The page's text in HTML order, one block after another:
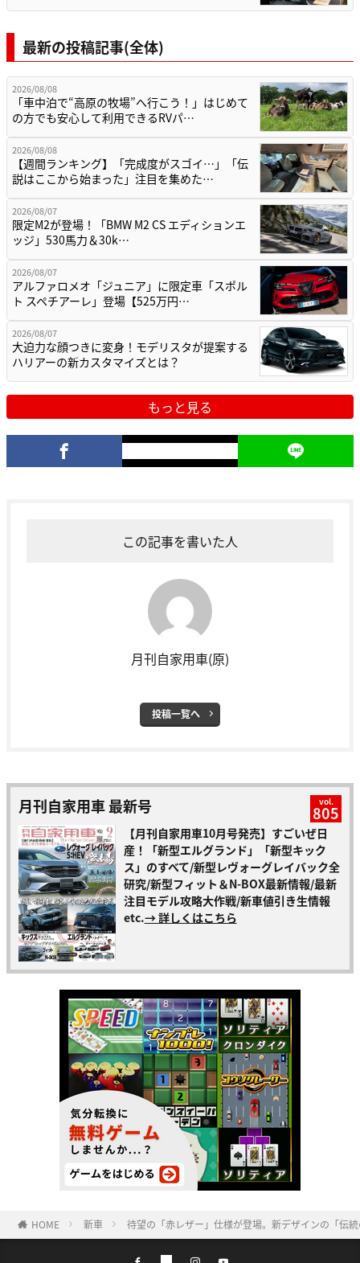
最新の投稿記事(全体)
2026/08/08
「車中泊で“高原の牧場”へ行こう！」はじめて
の方でも安心して利用できるRVパ…
2026/08/08
【週間ランキング】「完成度がスゴイ…」「伝
説はここから始まった」注目を集めた…
2026/08/07
限定M2が登場！「BMW M2 CS エディションエ
ッジ」530馬力＆30k…
2026/08/07
アルファロメオ「ジュニア」に限定車「スポル
ト スペチアーレ」登場【525万円…
2026/08/07
大迫力な顔つきに変身！モデリスタが提案する
ハリアーの新カスタマイズとは？
もっと見る
この記事を書いた人
月刊自家用車(原)
投稿一覧へ
月刊自家用車 最新号 vol.
805
【月刊自家用車10月号発売】すごいぜ日
産！「新型エルグランド」「新型キック
ス」のすべて/新型レヴォーグレイバック全
研究/新型フィット＆N-BOX最新情報/最新
注目モデル攻略大作戦/新車値引き生情報
etc.→ 詳しくはこちら
HOME 新車 待望の「赤レザー」仕様が登場。新デザインの「伝